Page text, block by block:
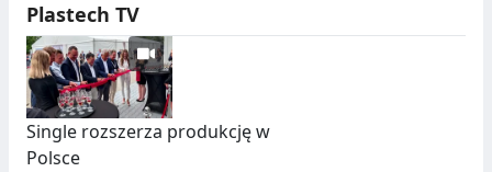
Plastech TV
Single rozszerza produkcję w
Polsce